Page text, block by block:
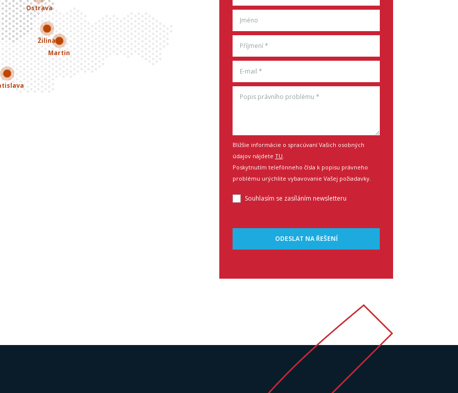
Žilina
Martin
Ostrava
Bližšie informácie o spracúvaní Vašich osobných
údajov nájdete TU
Poskytnutím telefónneho čísla k popisu právneho
problému urýchlite vybavovanie Vašej požiadavky.
Souhlasím se zasíláním newsletteru
ODESLAT NA ŘEŠENÍ